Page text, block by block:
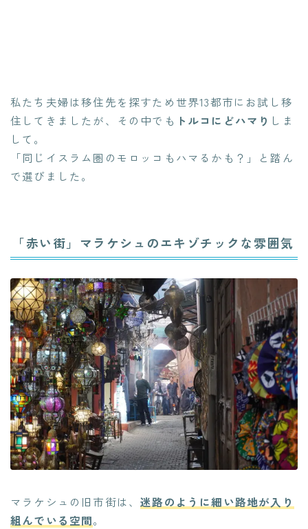
私たち夫婦は移住先を探すため世界13都市にお試し移
住してきましたが、その中でも トルコにどハマり しま
して。
「同じイスラム圏のモロッコもハマるかも？」と踏ん
で選びました。
「赤い街」マラケシュのエキゾチックな雰囲気
マラケシュの旧市街は、迷路のように細い路地が入り
組んでいる空間。